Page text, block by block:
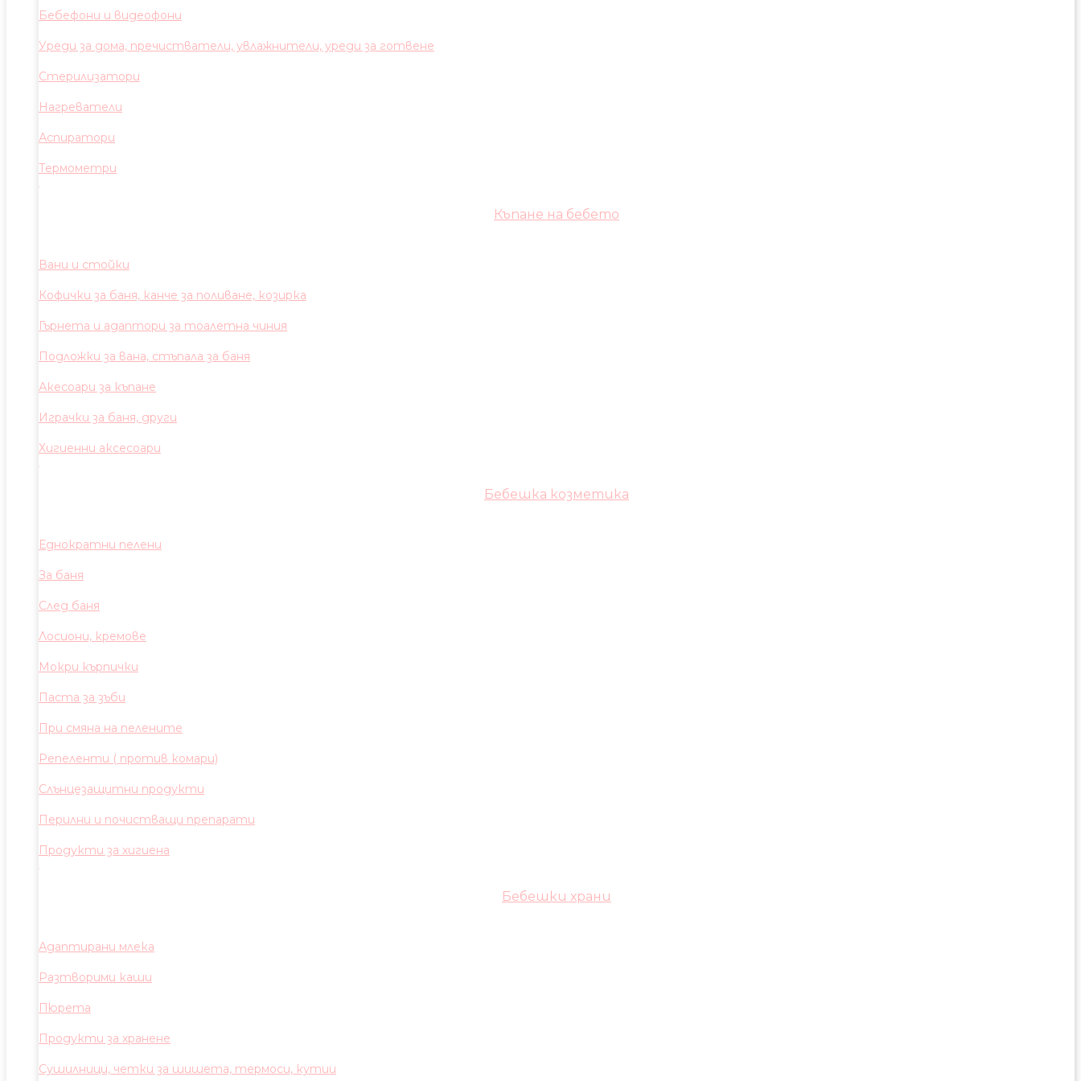
Бебефони и видеофони
Уреди за дома, пречистватели, увлажнители, уреди за готвене
Стерилизатори
Нагреватели
Аспиратори
Термометри
Къпане на бебето
Вани и стойки
Кофички за баня, канче за поливане, козирка
Гърнета и адаптори за тоалетна чиния
Подложки за вана, стъпала за баня
Акесоари за къпане
Играчки за баня, други
Хигиенни аксесоари
Бебешка козметика
Еднократни пелени
За баня
След баня
Лосиони, кремове
Мокри кърпички
Паста за зъби
При смяна на пелените
Репеленти ( против комари)
Слънцезащитни продукти
Перилни и почистващи препарати
Продукти за хигиена
Бебешки храни
Адаптирани млека
Разтворими каши
Пюрета
Продукти за хранене
Сушилници, четки за шишета, термоси, кутии